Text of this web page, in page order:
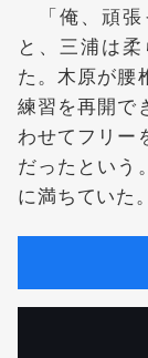
「俺、頑張
と、三浦は
た。木原が腰
練習を再開で
わせてフリー
だったという
に満ちていた。